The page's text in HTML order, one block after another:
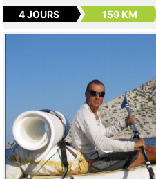
4 JOURS 159 KM